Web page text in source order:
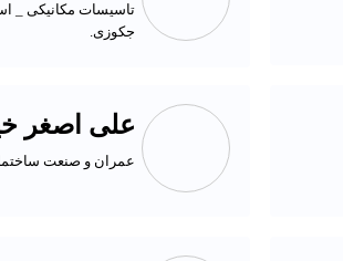
تاسیسات مکانیکی _
جکوزی.
علی اصغر
عمران و صنعت